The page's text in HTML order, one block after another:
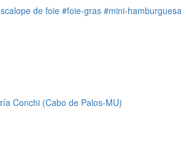
de foie#foie-gras #mini-hamburguesa
Conchi (Cabo de Palos-MU)